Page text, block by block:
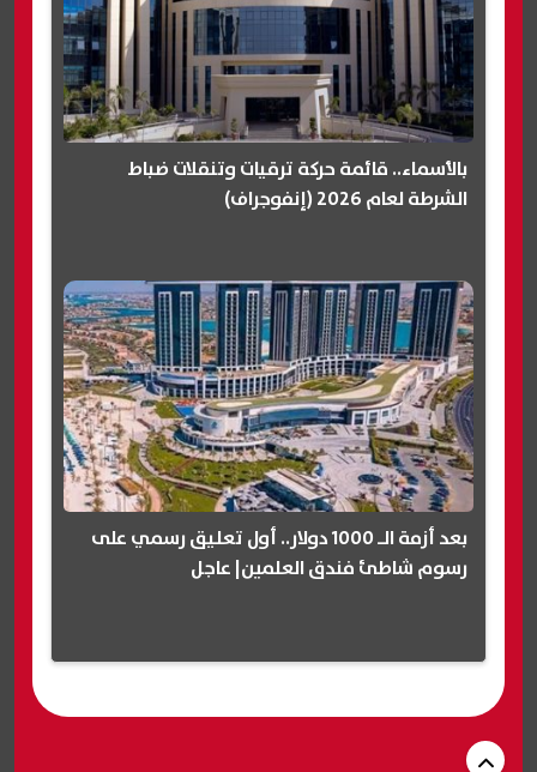
بالأسماء.. قائمة حركة ترقيات وتنقلات ضباط
الشرطة لعام 2026 (إنفوجراف)
بعد أزمة الـ 1000 دولار.. أول تعليق رسمي على
رسوم شاطئ فندق العلمين| عاجل